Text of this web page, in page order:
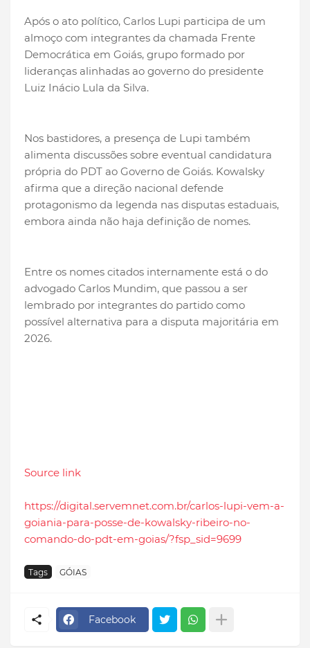
Após o ato político, Carlos Lupi participa de um
almoço com integrantes da chamada Frente
Democrática em Goiás, grupo formado por
lideranças alinhadas ao governo do presidente
Luiz Inácio Lula da Silva.
Nos bastidores, a presença de Lupi também
alimenta discussões sobre eventual candidatura
própria do PDT ao Governo de Goiás. Kowalsky
afirma que a direção nacional defende
protagonismo da legenda nas disputas estaduais,
embora ainda não haja definição de nomes.
Entre os nomes citados internamente está o do
advogado Carlos Mundim, que passou a ser
lembrado por integrantes do partido como
possível alternativa para a disputa majoritária em
2026.
Source link
https://digital.servemnet.com.br/carlos-lupi-vem-a-
goiania-para-posse-de-kowalsky-ribeiro-no-
comando-do-pdt-em-goias/?fsp_sid=9699
Tags GÓIAS
Facebook